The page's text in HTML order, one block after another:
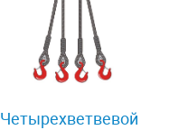
Четырехветвевой